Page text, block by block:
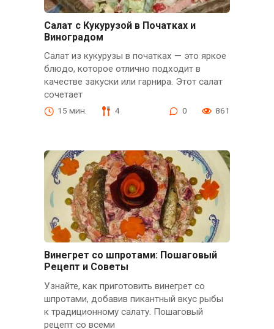
Салат с Кукурузой в Початках и
Виноградом
Салат из кукурузы в початках — это яркое
блюдо, которое отлично подходит в
качестве закуски или гарнира. Этот салат
сочетает
15 мин. 4 0 861
Винегрет со шпротами: Пошаговый
Рецепт и Советы
Узнайте, как приготовить винегрет со
шпротами, добавив пикантный вкус рыбы
к традиционному салату. Пошаговый
рецепт со всеми